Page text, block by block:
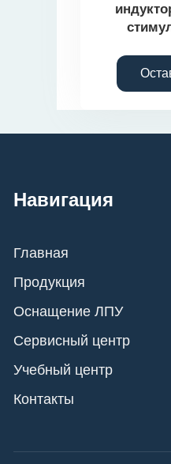
Навигация
Главная
Продукция
Оснащение ЛПУ
Сервисный центр
Учебный центр
Контакты